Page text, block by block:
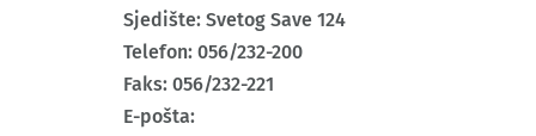
Sjedište: Svetog Save 124
Telefon: 056/232-200
Faks: 056/232-221
E-pošta: